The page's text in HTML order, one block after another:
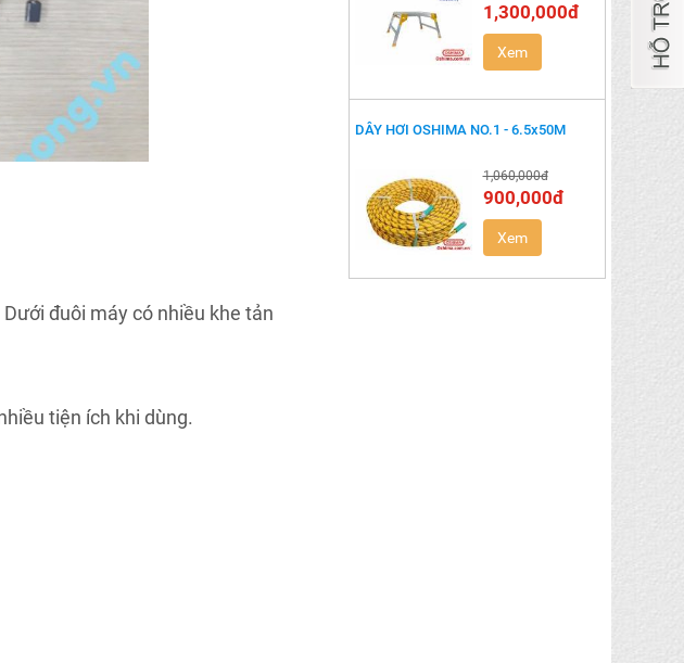
đuôi máy có nhiều khe tản
tiện ích khi dùng.
1,300,000đ
Xem
DÂY HƠI OSHIMA NO.1 - 6.5x50M
1,060,000đ
900,000đ
Xem